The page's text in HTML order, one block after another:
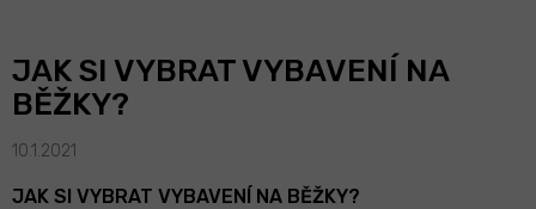
JAK SI VYBRAT VYBAVENÍ NA
BĚŽKY?
10.1.2021
JAK SI VYBRAT VYBAVENÍ NA BĚŽKY?